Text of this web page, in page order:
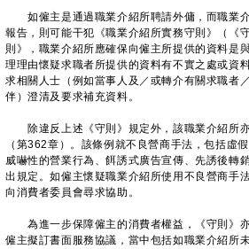
如僱主是通過職業介紹所聘請外傭，而職業
報告，則可能干犯《職業介紹所實務守則》（《
則》，職業介紹所應確保向僱主所提供的資料是
理理由懷疑求職者所提供的資料有不實之處或資
求相關人士（例如當事人及／或轉介有關求職者
伴）澄清及要求補充資料。
除違反上述《守則》規定外，該職業介紹所亦
（第362章）。該條例就不良營商手法，包括虛
威嚇性的營業行為、餌誘式廣告宣傳、先誘後轉
出規定。如僱主懷疑職業介紹所使用不良營商手
向消費者委員會尋求協助。
為進一步保障僱主的消費者權益，《守則》
僱主擬訂書面服務協議，當中包括如職業介紹所